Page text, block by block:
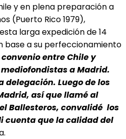
y en plena preparación a
(Puerto Rico 1979),
larga expedición de 14
base a su perfeccionamiento
entre Chile y
a Madrid.
delegación. Luego de los
así que llamé al
Ballesteros, convalidé los
cuenta que la calidad del